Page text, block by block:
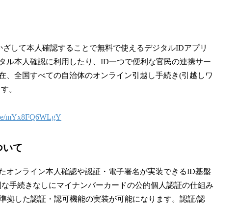
して本人確認することで無料で使えるデジタルIDアプリ
ル本人確認に利用したり、ID一つで便利な官民の連携サー
、全国すべての自治体のオンライン引越し手続き(引越しワ
。
mYx8FQ6WLgY
いて
オンライン本人確認や認証・電子署名が実装できるID基盤
手続きなしにマイナンバーカードの公的個人認証の仕組み
拠した認証・認可機能の実装が可能になります。認証/認